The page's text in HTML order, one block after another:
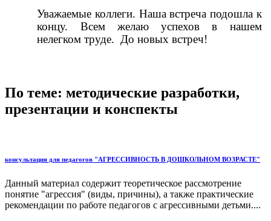
Уважаемые коллеги. Наша встреча подошла к
концу. Всем желаю успехов в нашем
нелегком труде. До новых встреч!
По теме: методические разработки,
презентации и конспекты
консультация для педагогов "АГРЕССИВНОСТЬ В ДОШКОЛЬНОМ ВОЗРАСТЕ"
Данный материал содержит теоретическое рассмотрение
понятие "агрессия" (виды, причины), а также практические
рекомендации по работе педагогов с агрессивными детьми....